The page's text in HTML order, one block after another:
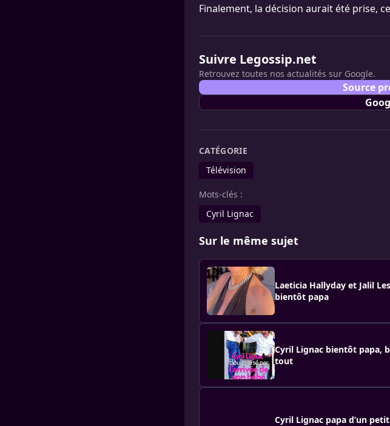
Finalement, la décision aurait été prise,
Suivre Legossip.net
Retrouvez toutes nos actualités sur Google.
Source
CATÉGORIE
Télévision
Mots-clés :
Cyril Lignac
Sur le même sujet
Laeticia Hallyday et Jalil
bientôt papa
Cyril Lignac bientôt papa,
tout
Cyril Lignac papa d’un